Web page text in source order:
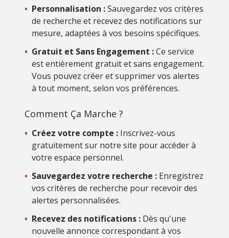
• Personnalisation :Sauvegardez vos critères
de recherche et recevez des notifications sur
mesure, adaptées à vos besoins spécifiques.
• Gratuit et Sans Engagement :Ce service
est entièrement gratuit et sans engagement.
Vous pouvez créer et supprimer vos alertes
à tout moment, selon vos préférences.
Comment Ça Marche ?
• Créez votre compte : Inscrivez-vous
gratuitement sur notre site pour accéder à
votre espace personnel.
• Sauvegardez votre recherche : Enregistrez
vos critères de recherche pour recevoir des
alertes personnalisées.
• Recevez des notifications : Dès qu'une
nouvelle annonce correspondant à vos